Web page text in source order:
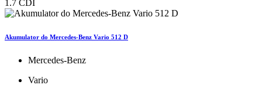
1.7 CDI
Akumulator do Mercedes-Benz Vario 512 D
Mercedes-Benz
Vario